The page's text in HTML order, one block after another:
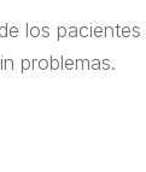
los pacientes
problemas.